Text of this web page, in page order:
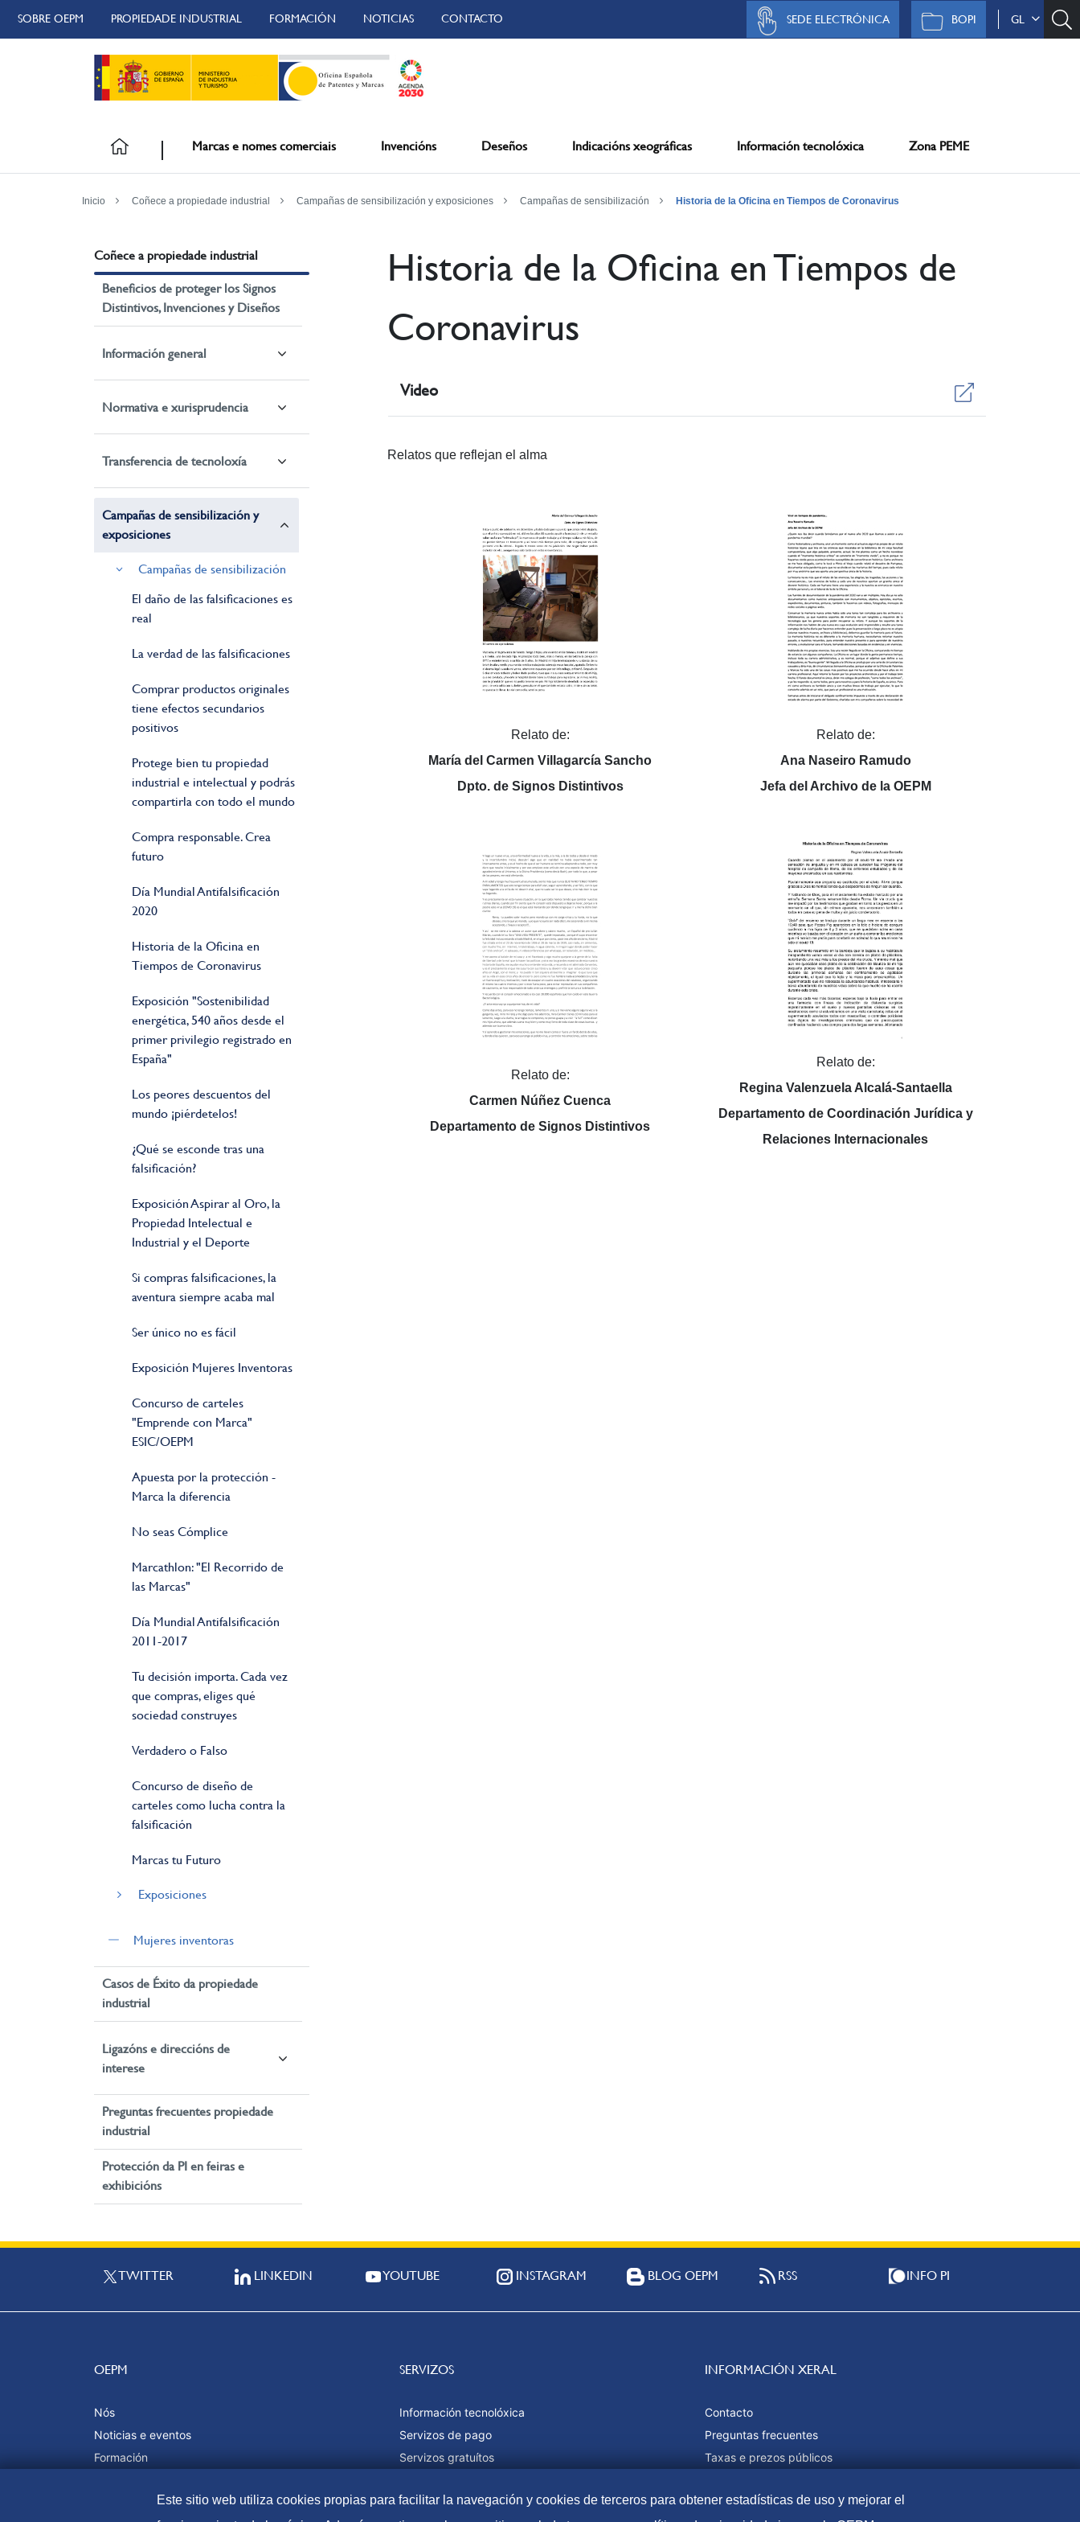
SOBRE OEPM PROPIEDADE INDUSTRIAL FORMACIÓN NOTICIAS CONTACTO GL
BOPI
SEDE ELECTRÓNICA
Marcas e nomes comerciais Invencións Deseños Indicacións xeográficas Información tecnolóxica Zona PEME
Inicio Coñece a propiedade industrial Campañas de sensibilización y exposiciones Campañas de sensibilización Historia de la Oficina en Tiempos de Coronavirus
Coñece a propiedade industrial
Beneficios de proteger los Signos
Distintivos, Invenciones y Diseños
Información general
Normativa e xurisprudencia
Transferencia de tecnoloxía
Campañas de sensibilización y
exposiciones
Campañas de sensibilización
El daño de las falsificaciones es
real
La verdad de las falsificaciones
Comprar productos originales
tiene efectos secundarios
positivos
Protege bien tu propiedad
industrial e intelectual y podrás
compartirla con todo el mundo
Compra responsable. Crea
futuro
Día Mundial Antifalsificación
2020
Historia de la Oficina en
Tiempos de Coronavirus
Exposición "Sostenibilidad
energética, 540 años desde el
primer privilegio registrado en
España"
Los peores descuentos del
mundo ¡piérdetelos!
¿Qué se esconde tras una
falsificación?
Exposición Aspirar al Oro, la
Propiedad Intelectual e
Industrial y el Deporte
Si compras falsificaciones, la
aventura siempre acaba mal
Ser único no es fácil
Exposición Mujeres Inventoras
Concurso de carteles
"Emprende con Marca"
ESIC/OEPM
Apuesta por la protección -
Marca la diferencia
No seas Cómplice
Marcathlon: "El Recorrido de
las Marcas"
Día Mundial Antifalsificación
2011-2017
Tu decisión importa. Cada vez
que compras, eliges qué
sociedad construyes
Verdadero o Falso
Concurso de diseño de
carteles como lucha contra la
falsificación
Marcas tu Futuro
Exposiciones
Mujeres inventoras
Casos de Éxito da propiedade
industrial
Ligazóns e direccións de
interese
Preguntas frecuentes propiedade
industrial
Protección da PI en feiras e
exhibicións
Historia de la Oficina en Tiempos de
Coronavirus
Video
Relatos que reflejan el alma
Relato de:
María del Carmen Villagarcía Sancho
Dpto. de Signos Distintivos
Relato de:
Ana Naseiro Ramudo
Jefa del Archivo de la OEPM
Relato de:
Carmen Núñez Cuenca
Departamento de Signos Distintivos
Relato de:
Regina Valenzuela Alcalá-Santaella
Departamento de Coordinación Jurídica y
Relaciones Internacionales
TWITTER LINKEDIN YOUTUBE INSTAGRAM BLOG OEPM RSS INFO PI
OEPM
Nós
Noticias e eventos
Formación
SERVIZOS
Información tecnolóxica
Servizos de pago
Servizos gratuítos
INFORMACIÓN XERAL
Contacto
Preguntas frecuentes
Taxas e prezos públicos
Mapa web
Este sitio web utiliza cookies propias para facilitar la navegación y cookies de terceros para obtener estadísticas de uso y mejorar el